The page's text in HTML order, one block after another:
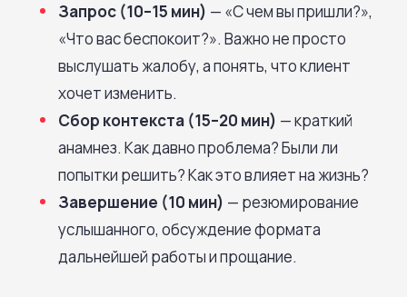
Запрос (10–15 мин) — «С чем вы пришли?»,
«Что вас беспокоит?». Важно не просто
выслушать жалобу, а понять, что клиент
хочет изменить.
Сбор контекста (15–20 мин) — краткий
анамнез. Как давно проблема? Были ли
попытки решить? Как это влияет на жизнь?
Завершение (10 мин) — резюмирование
услышанного, обсуждение формата
дальнейшей работы и прощание.